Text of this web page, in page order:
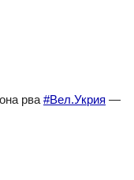
рва #Вел.Укрия —